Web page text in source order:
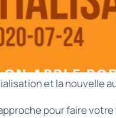
et la nouvelle
pour faire